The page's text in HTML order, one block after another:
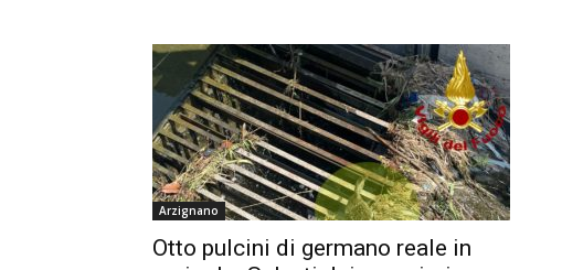
Arzignano
Otto pulcini di germano reale in